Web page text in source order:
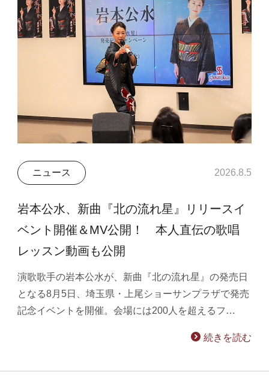
ニュース 2026.8.5
岩本公水、新曲『北の流れ星』リリースイ
ベント開催＆MV公開！ 本人直伝の歌唱
レッスン動画も公開
演歌歌手の岩本公水が、新曲『北の流れ星』の発売日
となる8月5日、埼玉県・上尾ショーサンプラザで発売
記念イベントを開催。会場には200人を超えるフ…
続きを読む